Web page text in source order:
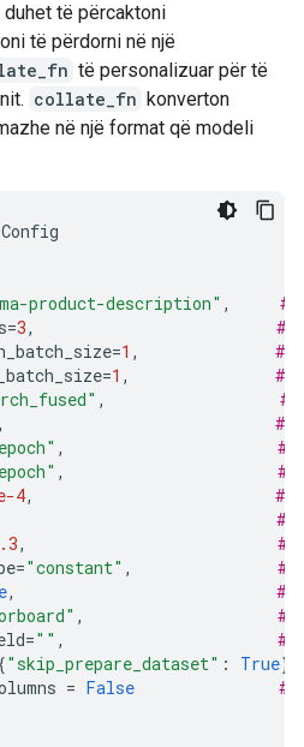
të përcaktoni
të përdorni në një
të personalizuar për të
collate_fn konverton
në një format që modeli
product-description" ,
#
=3,
#
=1 ,
#
=1 ,
#
,
#
,
#
,
#
,
#
4,
#
#
,
#
="constant" ,
#
,
#
,
#
="" ,
#
"skip_prepare_dataset" : True},
= False
#